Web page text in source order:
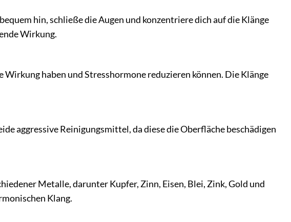
hin, schließe die Augen und konzentriere dich auf die Klänge
Wirkung.
Wirkung haben und Stresshormone reduzieren können. Die Klänge
aggressive Reinigungsmittel, da diese die Oberfläche beschädigen
Metalle, darunter Kupfer, Zinn, Eisen, Blei, Zink, Gold und
Klang.